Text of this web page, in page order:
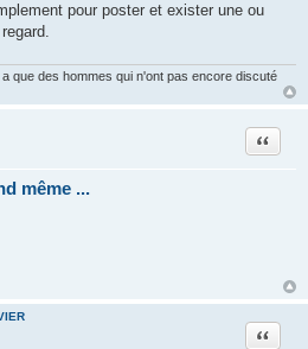
pour poster et exister une ou
que des hommes qui n'ont pas encore discuté
même ...
Citer
Citer